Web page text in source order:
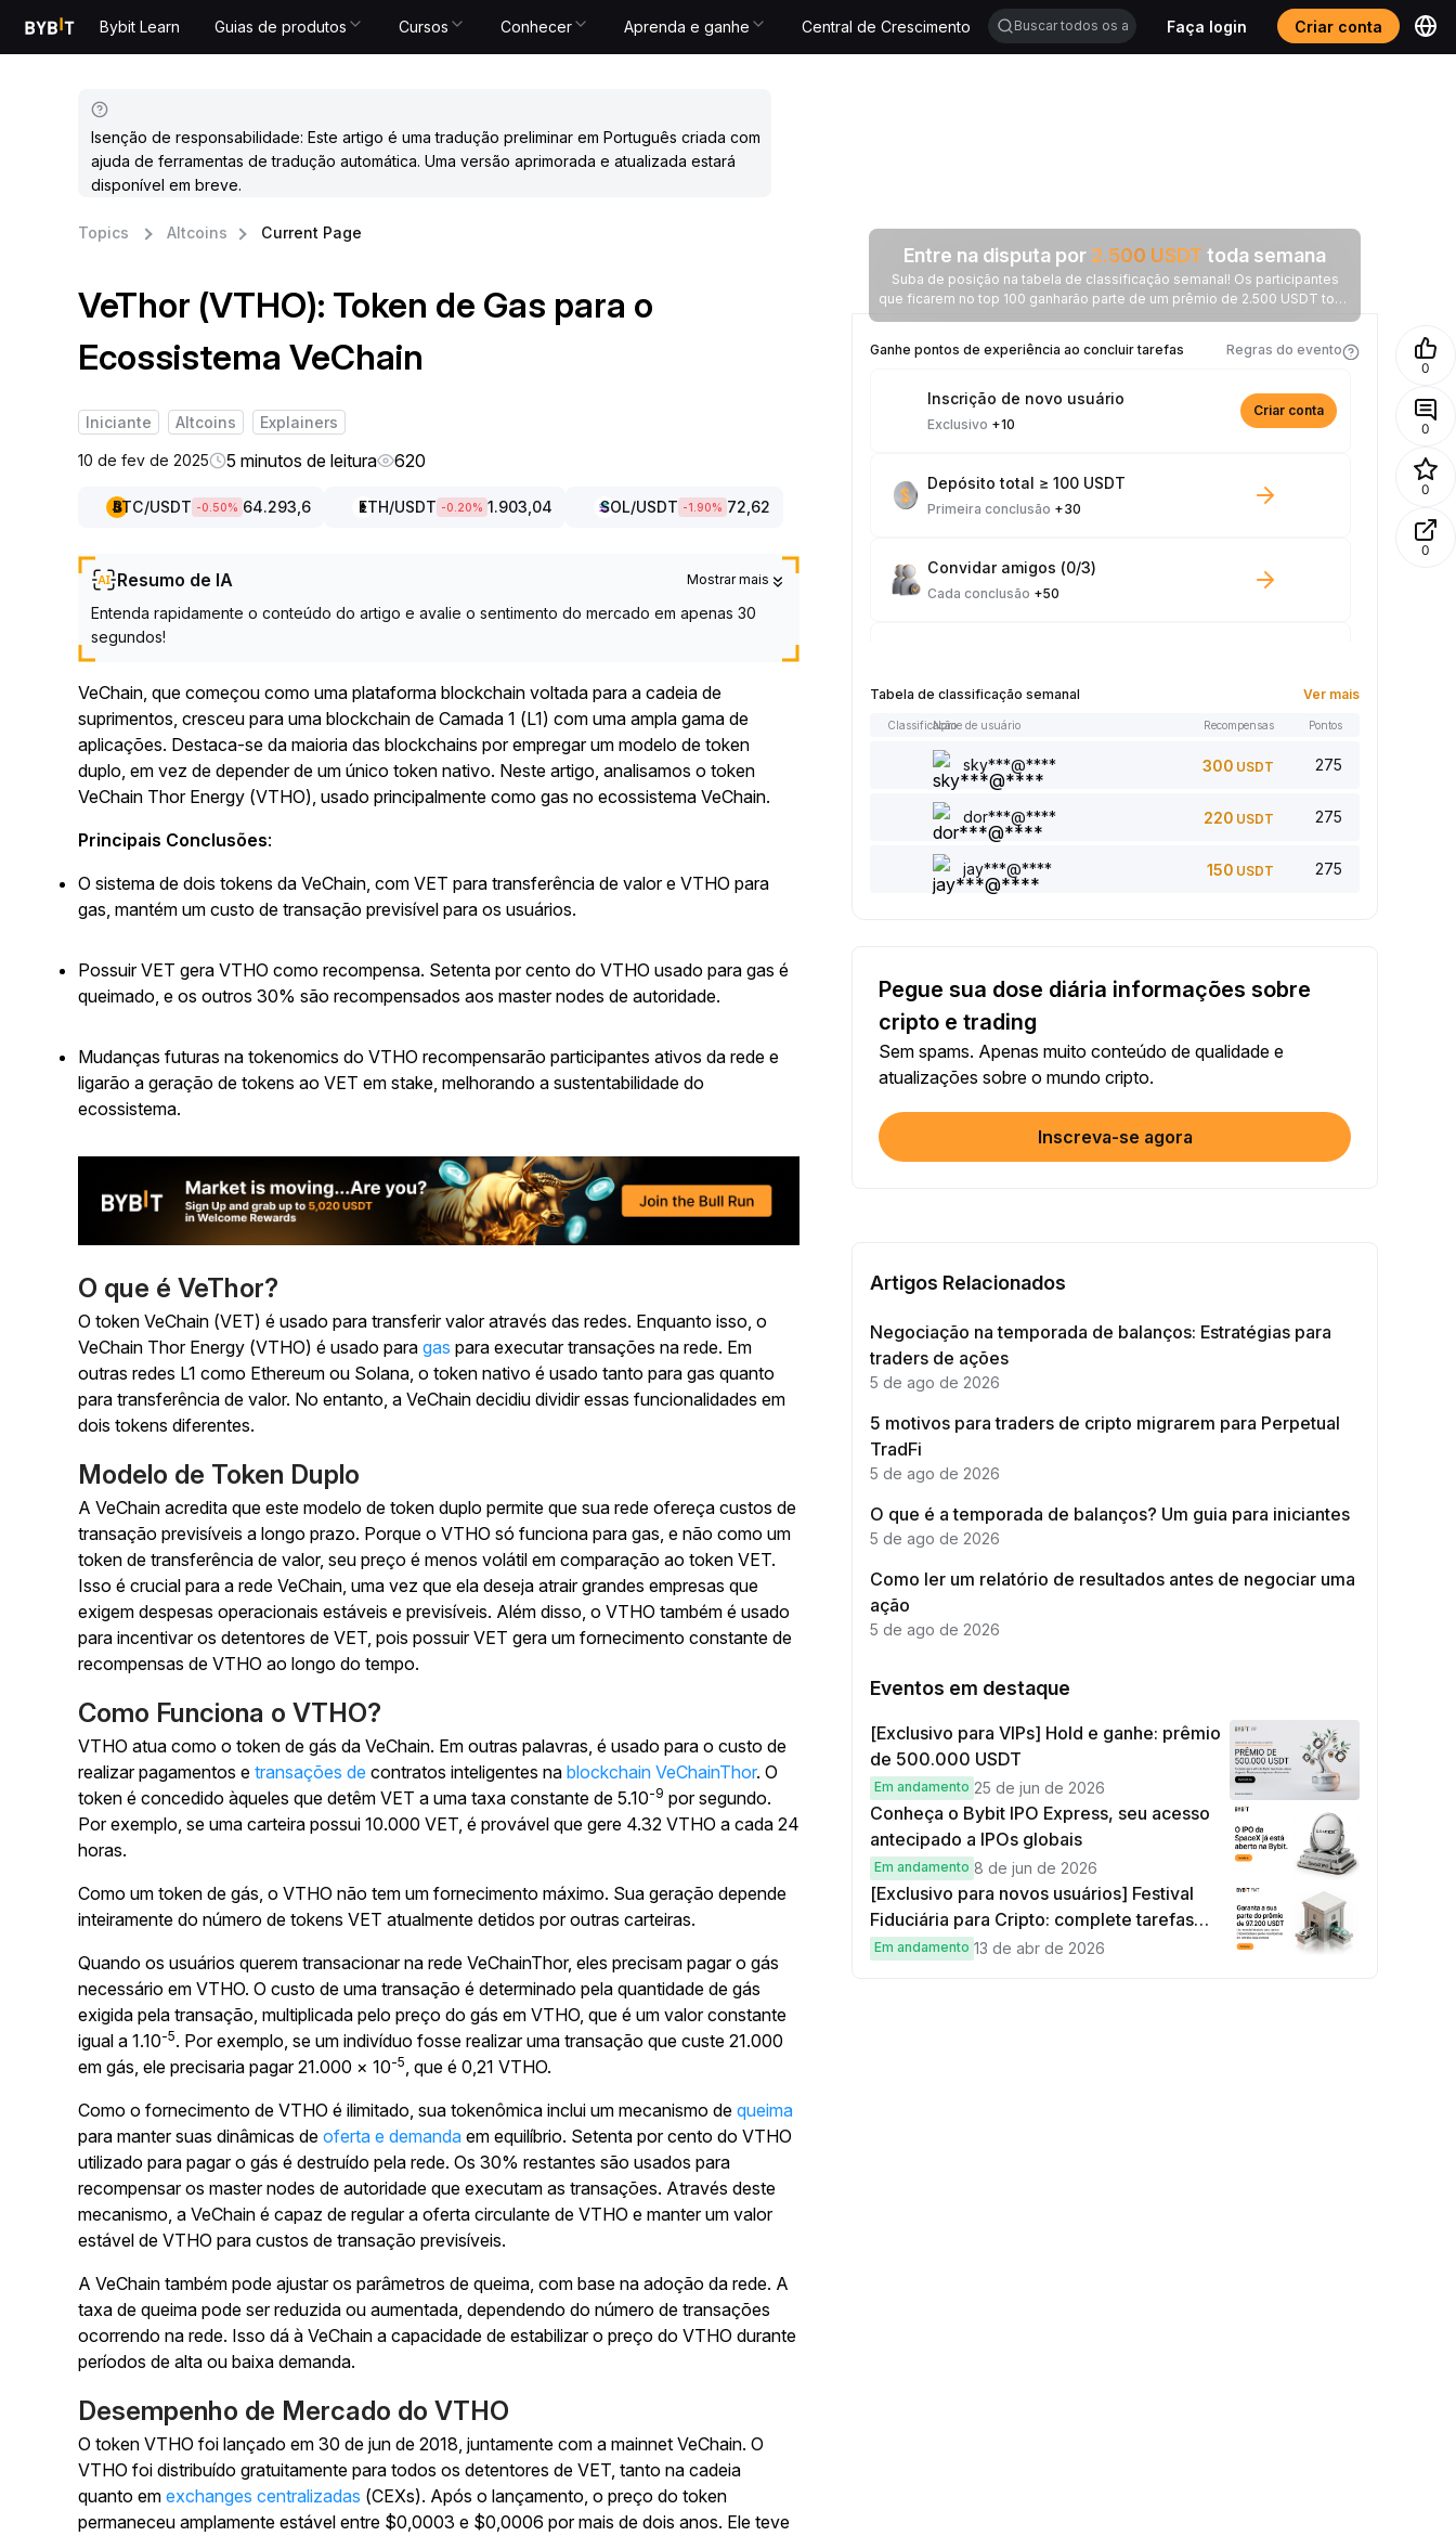
Bybit Learn Guias de produtos Cursos Conhecer Aprenda e ganhe Central de Crescimento Faça login Criar conta
Isenção de responsabilidade: Este artigo é uma tradução preliminar em Português criada com
ajuda de ferramentas de tradução automática. Uma versão aprimorada e atualizada estará
disponível em breve.
Topics Altcoins Current Page
VeThor (VTHO): Token de Gas para o
Ecossistema VeChain
Iniciante Altcoins Explainers
10 de fev de 2025 5 minutos de leitura 620
BTC/USDT -0.50% 64.293,6 ETH/USDT -0.20% 1.903,04 SOL/USDT -1.90% 72,62
Resumo de IA Mostrar mais
Entenda rapidamente o conteúdo do artigo e avalie o sentimento do mercado em apenas 30
segundos!
VeChain, que começou como uma plataforma blockchain voltada para a cadeia de
suprimentos, cresceu para uma blockchain de Camada 1 (L1) com uma ampla gama de
aplicações. Destaca-se da maioria das blockchains por empregar um modelo de token
duplo, em vez de depender de um único token nativo. Neste artigo, analisamos o token
VeChain Thor Energy (VTHO), usado principalmente como gas no ecossistema VeChain.
Principais Conclusões:
O sistema de dois tokens da VeChain, com VET para transferência de valor e VTHO para
gas, mantém um custo de transação previsível para os usuários.
Possuir VET gera VTHO como recompensa. Setenta por cento do VTHO usado para gas é
queimado, e os outros 30% são recompensados aos master nodes de autoridade.
Mudanças futuras na tokenomics do VTHO recompensarão participantes ativos da rede e
ligarão a geração de tokens ao VET em stake, melhorando a sustentabilidade do
ecossistema.
O que é VeThor?
O token VeChain (VET) é usado para transferir valor através das redes. Enquanto isso, o
VeChain Thor Energy (VTHO) é usado para gas para executar transações na rede. Em
outras redes L1 como Ethereum ou Solana, o token nativo é usado tanto para gas quanto
para transferência de valor. No entanto, a VeChain decidiu dividir essas funcionalidades em
dois tokens diferentes.
Modelo de Token Duplo
A VeChain acredita que este modelo de token duplo permite que sua rede ofereça custos de
transação previsíveis a longo prazo. Porque o VTHO só funciona para gas, e não como um
token de transferência de valor, seu preço é menos volátil em comparação ao token VET.
Isso é crucial para a rede VeChain, uma vez que ela deseja atrair grandes empresas que
exigem despesas operacionais estáveis e previsíveis. Além disso, o VTHO também é usado
para incentivar os detentores de VET, pois possuir VET gera um fornecimento constante de
recompensas de VTHO ao longo do tempo.
Como Funciona o VTHO?
VTHO atua como o token de gás da VeChain. Em outras palavras, é usado para o custo de
realizar pagamentos e transações de contratos inteligentes na blockchain VeChainThor. O
token é concedido àqueles que detêm VET a uma taxa constante de 5.10-9 por segundo.
Por exemplo, se uma carteira possui 10.000 VET, é provável que gere 4.32 VTHO a cada 24
horas.
Como um token de gás, o VTHO não tem um fornecimento máximo. Sua geração depende
inteiramente do número de tokens VET atualmente detidos por outras carteiras.
Quando os usuários querem transacionar na rede VeChainThor, eles precisam pagar o gás
necessário em VTHO. O custo de uma transação é determinado pela quantidade de gás
exigida pela transação, multiplicada pelo preço do gás em VTHO, que é um valor constante
igual a 1.10-5. Por exemplo, se um indivíduo fosse realizar uma transação que custe 21.000
em gás, ele precisaria pagar 21.000 × 10-5, que é 0,21 VTHO.
Como o fornecimento de VTHO é ilimitado, sua tokenômica inclui um mecanismo de queima
para manter suas dinâmicas de oferta e demanda em equilíbrio. Setenta por cento do VTHO
utilizado para pagar o gás é destruído pela rede. Os 30% restantes são usados para
recompensar os master nodes de autoridade que executam as transações. Através deste
mecanismo, a VeChain é capaz de regular a oferta circulante de VTHO e manter um valor
estável de VTHO para custos de transação previsíveis.
A VeChain também pode ajustar os parâmetros de queima, com base na adoção da rede. A
taxa de queima pode ser reduzida ou aumentada, dependendo do número de transações
ocorrendo na rede. Isso dá à VeChain a capacidade de estabilizar o preço do VTHO durante
períodos de alta ou baixa demanda.
Desempenho de Mercado do VTHO
O token VTHO foi lançado em 30 de jun de 2018, juntamente com a mainnet VeChain. O
VTHO foi distribuído gratuitamente para todos os detentores de VET, tanto na cadeia
quanto em exchanges centralizadas (CEXs). Após o lançamento, o preço do token
permaneceu amplamente estável entre $0,0003 e $0,0006 por mais de dois anos. Ele teve
Entre na disputa por 2.500 USDT toda semana
Suba de posição na tabela de classificação semanal! Os participantes
que ficarem no top 100 ganharão parte de um prêmio de 2.500 USDT toda
semana.
Ganhe pontos de experiência ao concluir tarefas
Regras do evento
Inscrição de novo usuário
Exclusivo +10
Criar conta
Depósito total ≥ 100 USDT
Primeira conclusão +30
Convidar amigos (0/3)
Cada conclusão +50
Artigo lido: 0/5
Cada conclusão+1
Adicionar um comentário (0/5)
Cada conclusão
Compartilhar artigo nas redes sociais (0/5)
Cada conclusão+2
US$ 100 + Trading com bots
Verifique a sua identidade
Opere pelo menos US$1000 em Futuros
Cada conclusão
Tabela de classificação semanal Ver mais
ClassificaçãoNome de usuário Recompensas Pontos
sky***@**** 300 USDT 275
dor***@**** 220 USDT 275
jay***@**** 150 USDT 275
Pegue sua dose diária informações sobre
cripto e trading
Sem spams. Apenas muito conteúdo de qualidade e
atualizações sobre o mundo cripto.
Inscreva-se agora
Artigos Relacionados
Negociação na temporada de balanços: Estratégias para
traders de ações
5 de ago de 2026
5 motivos para traders de cripto migrarem para Perpetual
TradFi
5 de ago de 2026
O que é a temporada de balanços? Um guia para iniciantes
5 de ago de 2026
Como ler um relatório de resultados antes de negociar uma
ação
5 de ago de 2026
Eventos em destaque
[Exclusivo para VIPs] Hold e ganhe: prêmio
de 500.000 USDT
Em andamento 25 de jun de 2026
Conheça o Bybit IPO Express, seu acesso
antecipado a IPOs globais
Em andamento 8 de jun de 2026
[Exclusivo para novos usuários] Festival
Fiduciária para Cripto: complete tarefas
simples e ganhe sua parte de 97.200 USDT!
Em andamento 13 de abr de 2026
0
0
0
0
trading com US$20
Crie sua conta, deposite e ganhe US$20 agora mesmo